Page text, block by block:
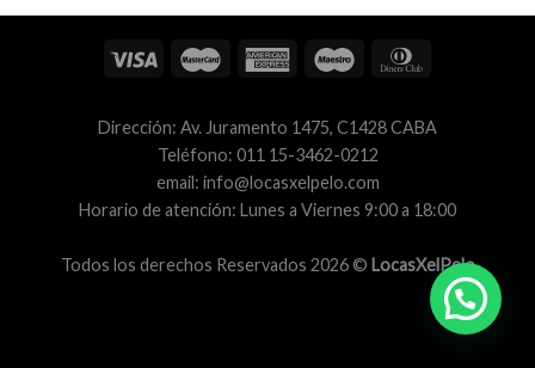
Dirección: Av. Juramento 1475, C1428 CABA
Teléfono: 011 15-3462-0212
email: info@locasxelpelo.com
Horario de atención: Lunes a Viernes 9:00 a 18:00
Todos los derechos Reservados 2026 © LocasXelPelo